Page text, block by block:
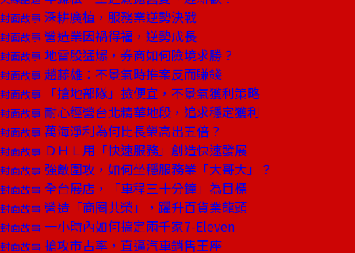
封面故事 深耕廣植，服務業逆勢決戰
封面故事 營造業因禍得福，逆勢成長
封面故事 地雷股猛爆，券商如何險境求勝？
封面故事 趙藤雄：不景氣時推案反而賺錢
封面故事 「搶地部隊」撿便宜，不景氣獲利策略
封面故事 耐心經營台北精華地段，追求穩定獲利
封面故事 萬海淨利為何比長榮高出五倍？
封面故事 ＤＨＬ用「快速服務」創造快速發展
封面故事 強敵圍攻，如何坐穩服務業「大哥大」？
封面故事 全台展店，「車程三十分鐘」為目標
封面故事 營造「商圈共榮」，躍升百貨業龍頭
封面故事 一小時內如何搞定兩千家7-Eleven
封面故事 搶攻市占率，直逼汽車銷售王座